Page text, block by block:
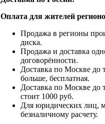
Оплата для жителей
Продажа в регионы
диска.
Продажа и доставка
договорённости.
Доставка по Москве до
больше, бесплатная.
Доставка по Москве до
стоит 1000 руб.
Для юридических лиц,
безналичному расчету.